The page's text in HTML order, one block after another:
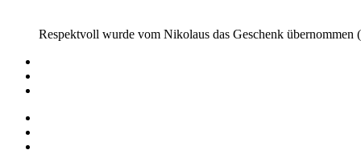
Respektvoll wurde vom Nikolaus das Geschenk